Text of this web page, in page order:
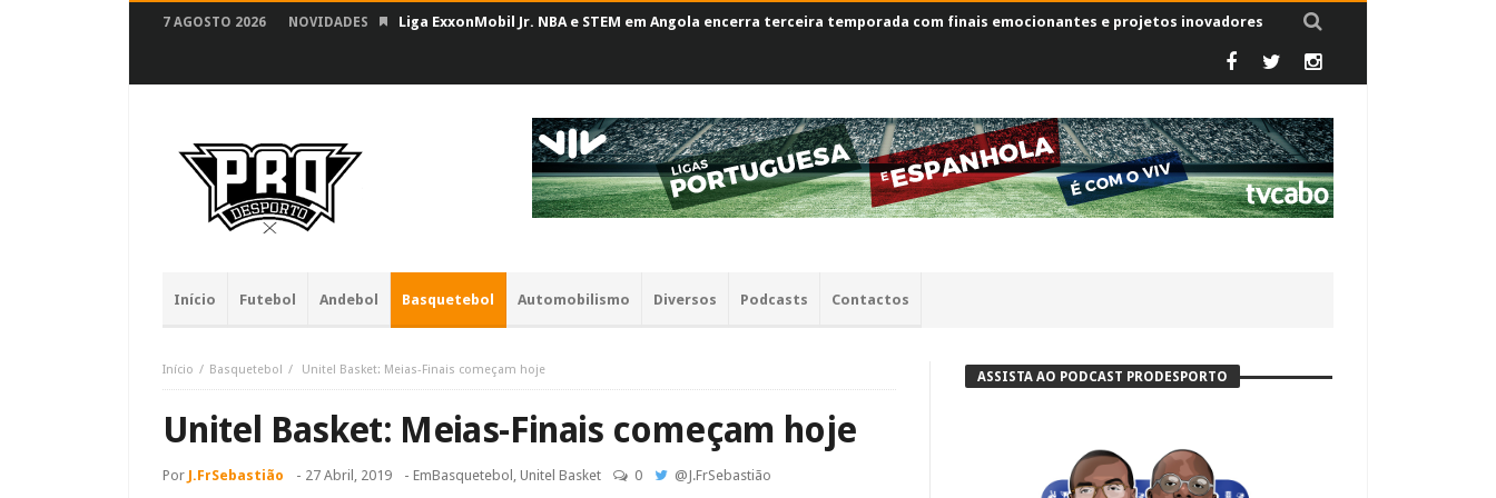
7 AGOSTO 2026 NOVIDADES Liga ExxonMobil Jr. NBA e STEM em Angola encerra terceira temporada com finais emocionantes e projetos inovadores
Início Futebol Andebol Basquetebol Automobilismo Diversos Podcasts Contactos
Início Basquetebol Unitel Basket: Meias-Finais começam hoje
Unitel Basket: Meias-Finais começam hoje
Por J.FrSebastião - 27 Abril, 2019 - EmBasquetebol , Unitel Basket 0 @J.FrSebastião
ASSISTA AO PODCAST PRODESPORTO